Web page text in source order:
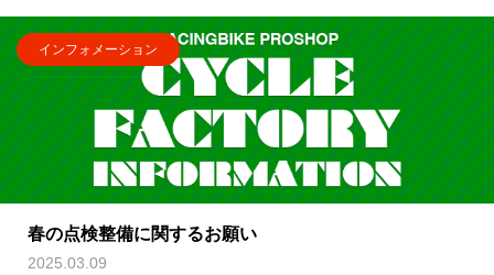
インフォメーション
春の点検整備に関するお願い
2025.03.09